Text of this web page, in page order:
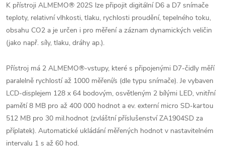
K přístroji ALMEMO® 202S lze připojit digitální D6 a D7 snímače
teploty, relativní vlhkosti, tlaku, rychlosti proudění, tepelného toku,
obsahu CO2 a je určen i pro měření a záznam dynamických veličin
(jako např. síly, tlaku, dráhy ap.).
Přístroj má 2 ALMEMO®-vstupy, které s připojenými D7-čidly měří
paralelně rychlostí až 1000 měření/s (dle typu snímače). Je vybaven
LCD-displejem 128 x 64 bodovým, osvětleným 2 bílými LED, vnitřní
pamětí 8 MB pro až 400 000 hodnot a ev. externí micro SD-kartou
512 MB pro 30 mil.hodnot (zvláštní příslušenství ZA1904SD za
příplatek). Automatické ukládání měřených hodnot v nastavitelném
intervalu 1 s až 60 hod.